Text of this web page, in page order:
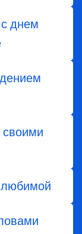
днем